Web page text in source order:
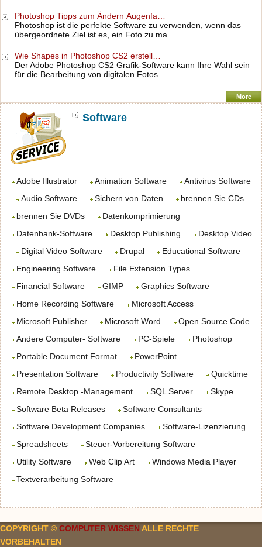
Photoshop Tipps zum Ändern Augenfa…
Photoshop ist die perfekte Software zu verwenden, wenn das
übergeordnete Ziel ist es, ein Foto zu ma
Wie Shapes in Photoshop CS2 erstell…
Der Adobe Photoshop CS2 Grafik-Software kann Ihre Wahl sein
für die Bearbeitung von digitalen Fotos
More
Software
Adobe Illustrator Animation Software
Antivirus Software
Audio Software
Sichern von Daten
brennen Sie CDs
brennen Sie DVDs
Datenkomprimierung
Datenbank-Software
Desktop Publishing
Desktop Video
Digital Video Software
Drupal
Educational Software
Engineering Software
File Extension Types
Financial Software
GIMP
Graphics Software
Home Recording Software
Microsoft Access
Microsoft Publisher
Microsoft Word
Open Source Code
Andere Computer- Software
PC-Spiele
Photoshop
Portable Document Format
PowerPoint
Presentation Software
Productivity Software
Quicktime
Remote Desktop -Management
SQL Server
Skype
Software Beta Releases
Software Consultants
Software Development Companies
Software-Lizenzierung
Spreadsheets
Steuer-Vorbereitung Software
Utility Software
Web Clip Art
Windows Media Player
Textverarbeitung Software
COPYRIGHT © COMPUTER WISSEN ALLE RECHTE
VORBEHALTEN